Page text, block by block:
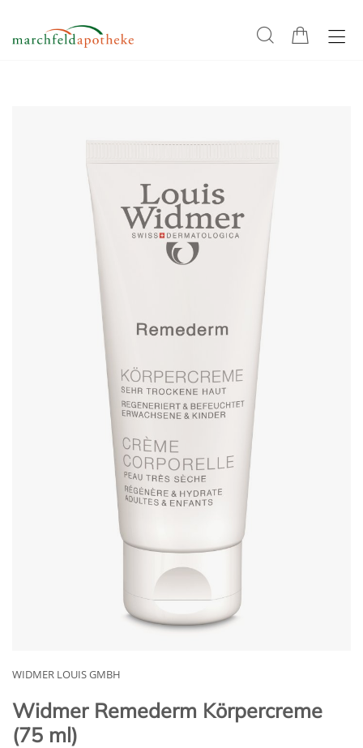
WIDMER LOUIS GMBH
Widmer Remederm Körpercreme
(75 ml)